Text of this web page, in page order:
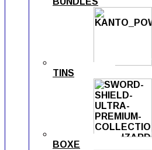
TINS
BOXE